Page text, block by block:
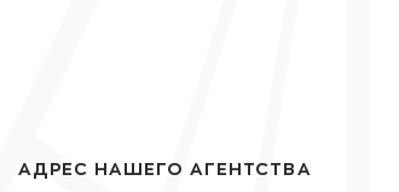
АДРЕС НАШЕГО АГЕНТСТВА